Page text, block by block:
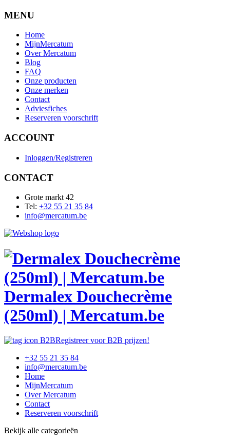
MENU
Home
MijnMercatum
Over Mercatum
Blog
FAQ
Onze producten
Onze merken
Contact
Adviesfiches
Reserveren voorschrift
ACCOUNT
Inloggen/Registreren
CONTACT
Grote markt 42
Tel: +32 55 21 35 84
info@mercatum.be
Dermalex Douchecrème
(250ml) | Mercatum.be
Registreer voor B2B prijzen!
+32 55 21 35 84
info@mercatum.be
Home
MijnMercatum
Over Mercatum
Contact
Reserveren voorschrift
Bekijk alle categorieën